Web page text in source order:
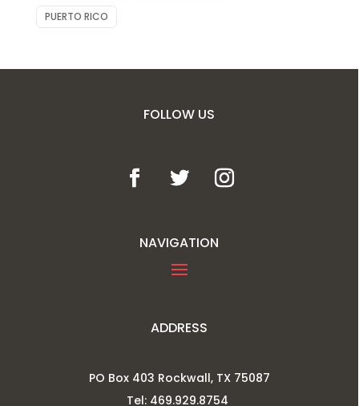
PUERTO RICO
FOLLOW US
NAVIGATION
ADDRESS
PO Box 403 Rockwall, TX 75087
Tel: 469.929.8754